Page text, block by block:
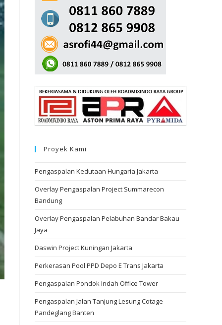
Proyek Kami
Pengaspalan Kedutaan Hungaria Jakarta
Overlay Pengaspalan Project Summarecon
Bandung
Overlay Pengaspalan Pelabuhan Bandar Bakau
Jaya
Daswin Project Kuningan Jakarta
Perkerasan Pool PPD Depo E Trans Jakarta
Pengaspalan Pondok Indah Office Tower
Pengaspalan Jalan Tanjung Lesung Cotage
Pandeglang Banten